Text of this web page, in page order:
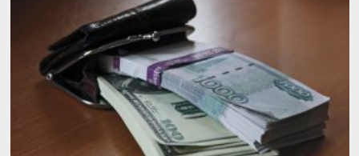
одобрила
электронные
повестки
и
запрет
выезд
для
призывников